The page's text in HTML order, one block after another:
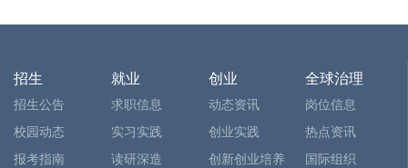
招生
招生公告
校园动态
报考指南
就业
求职信息
实习实践
读研深造
创业
动态资讯
创业实践
创新创业培养
全球治理
岗位信息
热点资讯
国际组织